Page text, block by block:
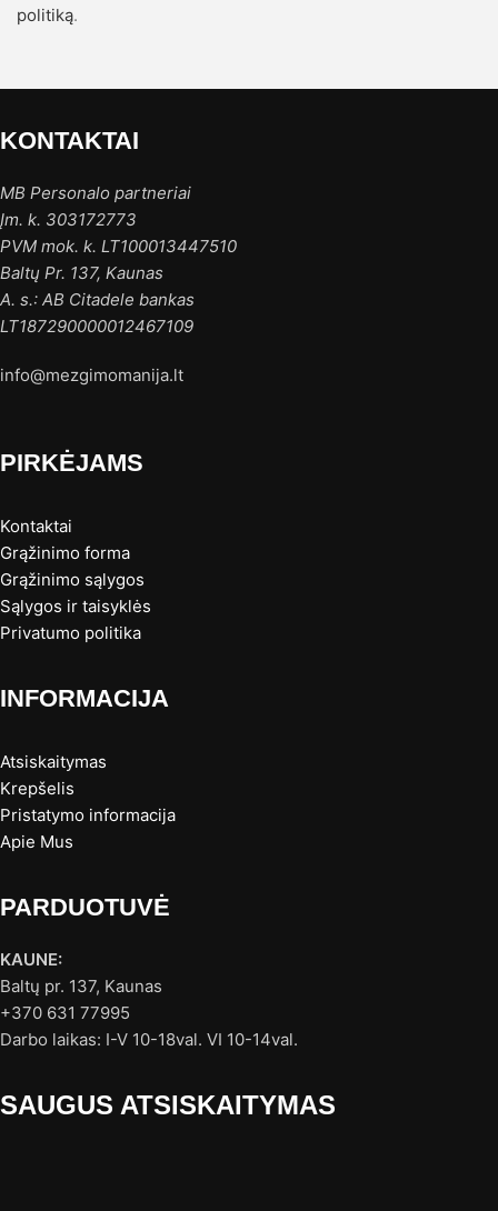
politiką.
KONTAKTAI
MB Personalo partneriai
Įm. k. 303172773
PVM mok. k. LT100013447510
Baltų Pr. 137, Kaunas
A. s.: AB Citadele bankas
LT187290000012467109
info@mezgimomanija.lt
PIRKĖJAMS
Kontaktai
Grąžinimo forma
Grąžinimo sąlygos
Sąlygos ir taisyklės
Privatumo politika
INFORMACIJA
Atsiskaitymas
Krepšelis
Pristatymo informacija
Apie Mus
PARDUOTUVĖ
KAUNE:
Baltų pr. 137, Kaunas
+370 631 77995
Darbo laikas: I-V 10-18val. VI 10-14val.
SAUGUS ATSISKAITYMAS